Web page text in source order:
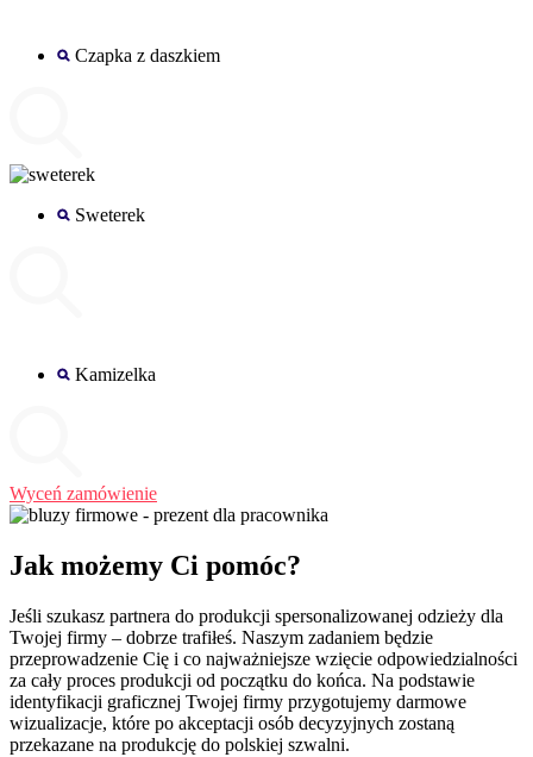
Czapka z daszkiem
Sweterek
Kamizelka
Wyceń zamówienie
Jak możemy Ci pomóc?
Jeśli szukasz partnera do produkcji spersonalizowanej odzieży dla
Twojej firmy – dobrze trafiłeś. Naszym zadaniem będzie
przeprowadzenie Cię i co najważniejsze wzięcie odpowiedzialności
za cały proces produkcji od początku do końca. Na podstawie
identyfikacji graficznej Twojej firmy przygotujemy darmowe
wizualizacje, które po akceptacji osób decyzyjnych zostaną
przekazane na produkcję do polskiej szwalni.